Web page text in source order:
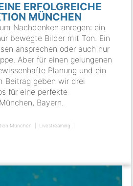
ERFOLGREICHE
MÜNCHEN
Nachdenken anregen: ein
bewegte Bilder mit Ton. Ein
ansprechen oder auch nur
Aber für einen gelungenen
Planung und ein
Beitrag geben wir drei
für eine perfekte
Bayern.
München
Livestreaming